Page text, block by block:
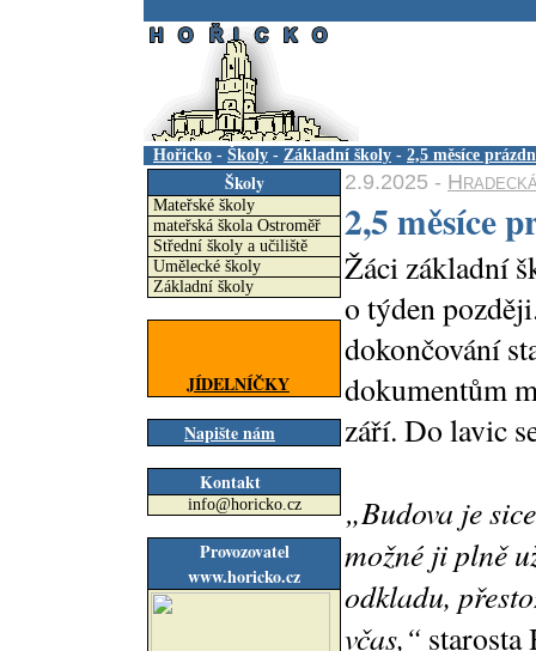
Hořicko - Školy - Základní školy - 2,5 měsíce
Školy
Mateřské školy
mateřská škola Ostroměř
Střední školy a učiliště
Umělecké školy
Základní školy
JÍDELNÍČKY
Napište nám
Kontakt
info@horicko.cz
Provozovatel
www.horicko.cz
2.9.2025 -
2,5 měsíce
Žáci základní
o týden
dokončování
dokumentům
září. Do lavic
„Budova je
možné ji plně
odkladu,
včas,“